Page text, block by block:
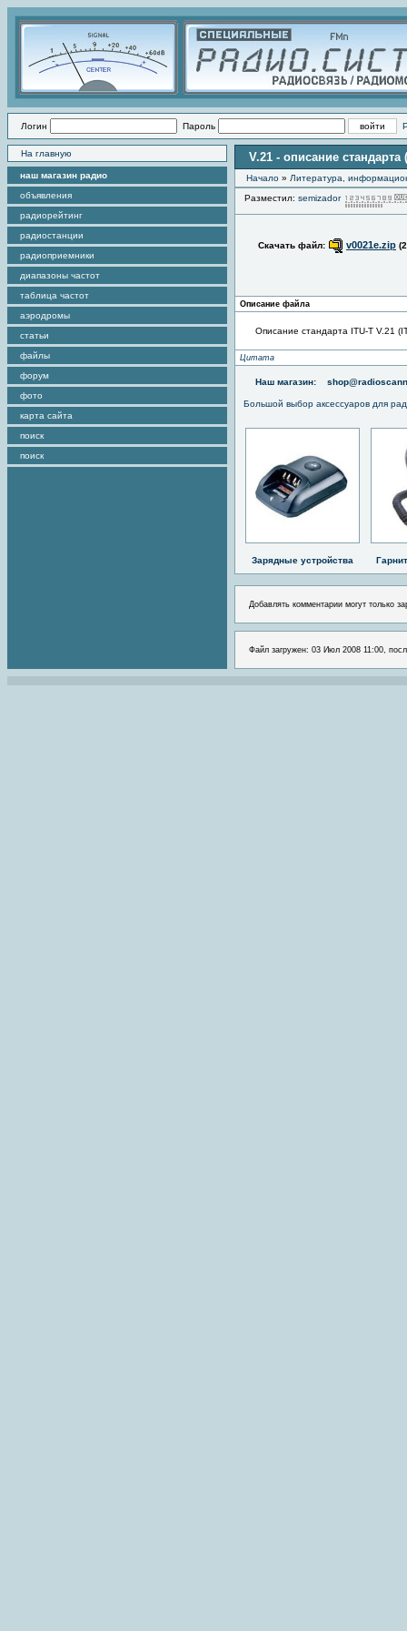
Логин Пароль
На главную
наш магазин радио
объявления
радиорейтинг
радиостанции
радиоприемники
диапазоны частот
таблица частот
аэродромы
статьи
файлы
форум
фото
карта сайта
поиск
поиск
V.21 - описание
Начало » Литература,
Разместил: semizador
Скачать файл: v0021e.zip
Описание файла
Описание стандарта ITU-T V.21
Цитата
Наш магазин:
Большой выбор аксессуаров для
Зарядные устройства
Добавлять комментарии могут только
Файл загружен: 03 Июл 2008 11:00,